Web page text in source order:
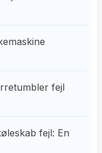
fejl
fejl: En